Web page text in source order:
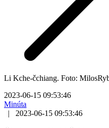
Li Kche-čchiang. Foto:
2023-06-15 09:53:46
Minúta
|
2023-06-15 09:53:46